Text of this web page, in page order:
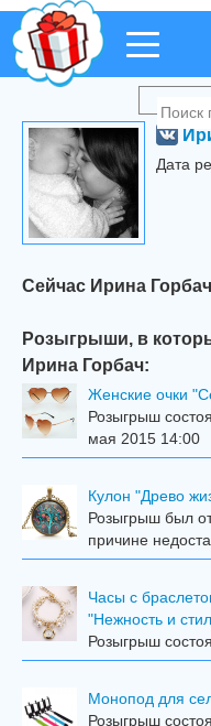
Дата
Сейчас Ирина
Розыгрыши, в
Ирина Горбач:
Женские очки
Розыгрыш
мая 2015 14:00
Кулон "Древо
Розыгрыш был
причине
Часы с
"Нежность и
Розыгрыш
Mонопод для
Розыгрыш